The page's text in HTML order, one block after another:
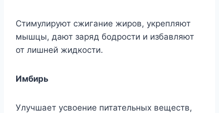
Стимулируют сжигание жиров, укрепляют
мышцы, дают заряд бодрости и избавляют
от лишней жидкости.
Имбирь
Улучшает усвоение питательных веществ,